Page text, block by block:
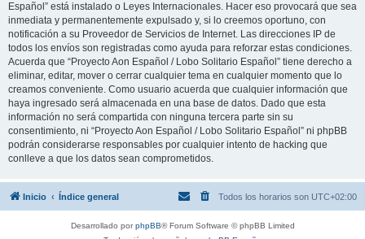
Español” está instalado o Leyes Internacionales. Hacer eso provocará que sea
inmediata y permanentemente expulsado y, si lo creemos oportuno, con
notificación a su Proveedor de Servicios de Internet. Las direcciones IP de
todos los envíos son registradas como ayuda para reforzar estas condiciones.
Acuerda que “Proyecto Aon Español / Lobo Solitario Español” tiene derecho a
eliminar, editar, mover o cerrar cualquier tema en cualquier momento que lo
creamos conveniente. Como usuario acuerda que cualquier información que
haya ingresado será almacenada en una base de datos. Dado que esta
información no será compartida con ninguna tercera parte sin su
consentimiento, ni “Proyecto Aon Español / Lobo Solitario Español” ni phpBB
podrán considerarse responsables por cualquier intento de hacking que
conlleve a que los datos sean comprometidos.
Inicio Índice general Todos los horarios son UTC+02:00
Desarrollado porphpBB® Forum Software © phpBB Limited